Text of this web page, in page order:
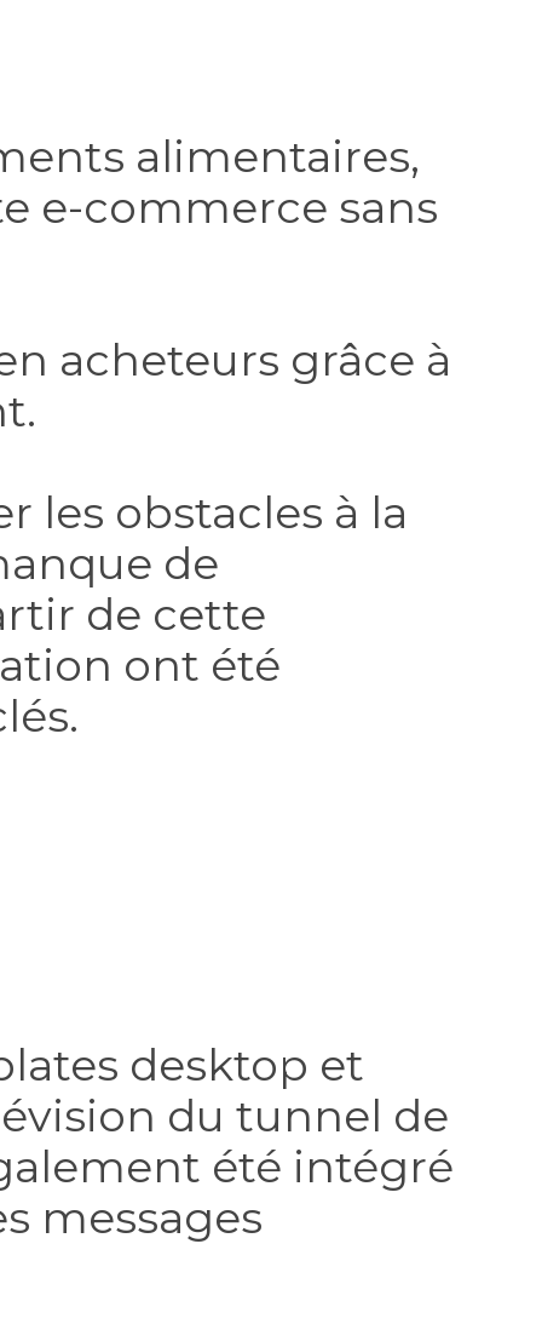
alimentaires,
e-commerce sans
acheteurs grâce à
les obstacles à la
de
de cette
ont été
desktop et
du tunnel de
été intégré
messages